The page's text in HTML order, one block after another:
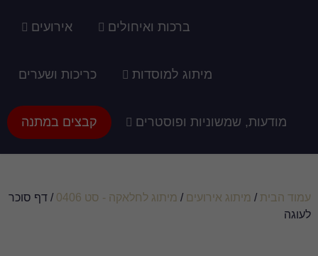
אירועים
כריכות ושערים
קבצים במתנה
/מיתוג לחלאקה - סט 0406 / דף סוכר